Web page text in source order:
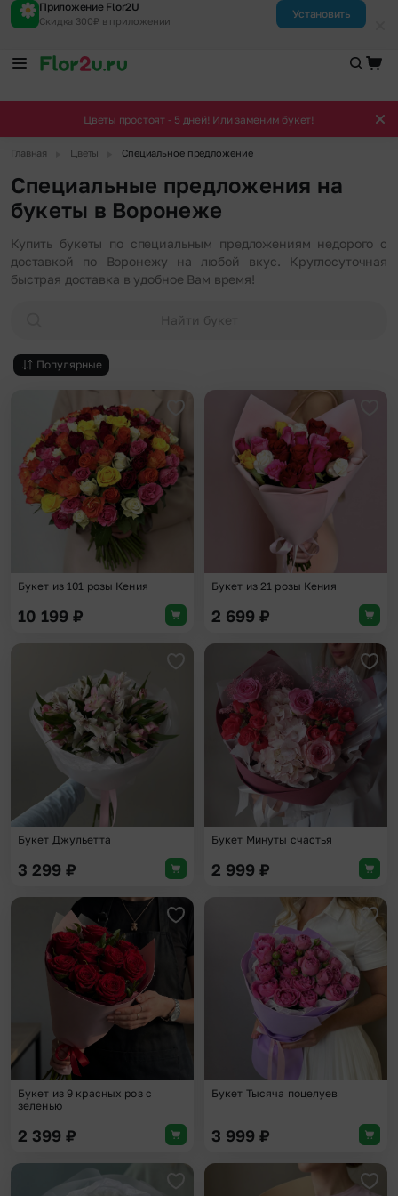
Приложение Flor2U
Скидка 300₽ в приложении
Установить
Цветы простоят - 5 дней! Или заменим букет!
Главная Цветы Специальное предложение
Специальные предложения на
букеты в Воронеже
Купить букеты по специальным предложениям недорого с
доставкой по Воронежу на любой вкус. Круглосуточная
быстрая доставка в удобное Вам время!
Найти букет
Популярные
Добавить в избранное
Букет из 101 розы Кения
10 199 ₽
Букет из 21 розы Кения
2 699 ₽
Добавить в избранное
Букет Джульетта
3 299 ₽
Букет Минуты счастья
2 999 ₽
Добавить в избранное
Букет из 9 красных роз с
зеленью
2 399 ₽
Букет Тысяча поцелуев
3 999 ₽